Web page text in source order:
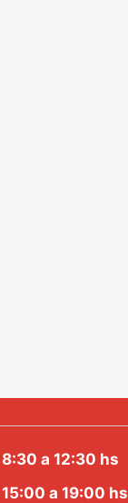
a 12:30 hs
a 19:00 hs